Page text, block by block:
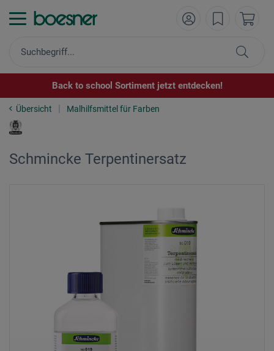
Back to school Sortiment jetzt entdecken!
Übersicht Malhilfsmittel für Farben
Schmincke Terpentinersatz